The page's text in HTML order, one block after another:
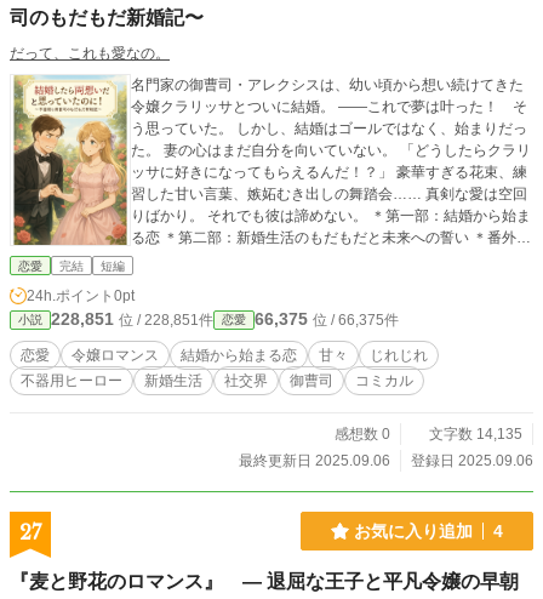
司のもだもだ新婚記〜
だって、これも愛なの。
名門家の御曹司・アレクシスは、幼い頃から想い続けてきた
令嬢クラリッサとついに結婚。 ――これで夢は叶った！ そ
う思っていた。 しかし、結婚はゴールではなく、始まりだっ
た。 妻の心はまだ自分を向いていない。 「どうしたらクラリ
ッサに好きになってもらえるんだ！？」 豪華すぎる花束、練
習した甘い言葉、嫉妬むき出しの舞踏会…… 真剣な愛は空回
りばかり。 それでも彼は諦めない。 ＊第一部：結婚から始ま
る恋 ＊第二部：新婚生活のもだもだと未来への誓い ＊番外
編：御曹司の記録帳と、使用人たちのささやき 笑えて甘く
共に、未来への歩みを重ねていく。 不器用な御曹司の全力ラ
ブコメ、ここに完結。 ――どうぞ、二人の幸せを最後まで見
届けてください。
恋愛 完結 短編
24h.ポイント 0pt
小説 228,851 位 / 228,851件 恋愛 66,375 位 / 66,375件
恋愛 令嬢ロマンス 結婚から始まる恋 甘々
じれじれ
不器用ヒーロー
新婚生活 社交界 御曹司 コミカル
感想数 0
文字数 14,135
最終更新日 2025.09.06
登録日 2025.09.06
27 お気に入り追加 4
『麦と野花のロマンス』 ― 退屈な王子と平凡令嬢の早朝